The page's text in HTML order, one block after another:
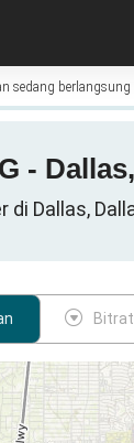
sedang berlangsung
-
Dallas,